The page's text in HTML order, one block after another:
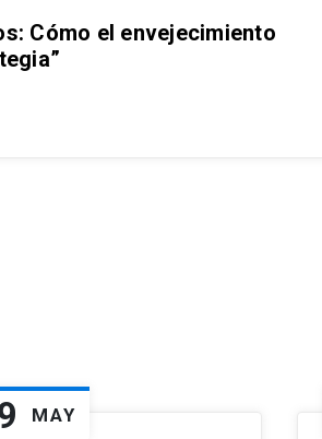
Cómo el envejecimiento
MAY